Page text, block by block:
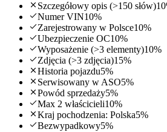
Szczegółowy opis (>150 słów)10
Numer VIN10%
Zarejestrowany w Polsce10%
Ubezpieczenie OC10%
Wyposażenie (>3 elementy)10%
Zdjęcia (>3 zdjęcia)15%
Historia pojazdu5%
Serwisowany w ASO5%
Powód sprzedaży5%
Max 2 właścicieli10%
Kraj pochodzenia: Polska5%
Bezwypadkowy5%